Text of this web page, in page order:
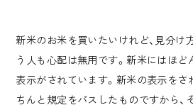
新米のお米を買いたいけれど、見分け
う人も心配は無用です。新米にはほど
表示がされています。新米の表示をさ
ちんと規定をパスしたものですから、